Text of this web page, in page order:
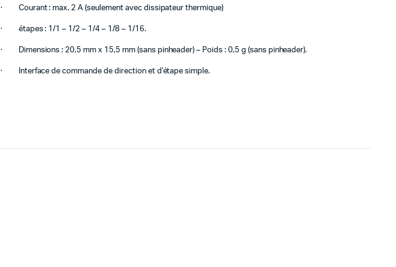
· Courant : max. 2 A (seulement avec dissipateur thermique)
· étapes : 1/1 – 1/2 – 1/4 – 1/8 – 1/16.
· Dimensions : 20,5 mm x 15,5 mm (sans pinheader) – Poids : 0,5 g (sans pinheader).
· Interface de commande de direction et d’étape simple.